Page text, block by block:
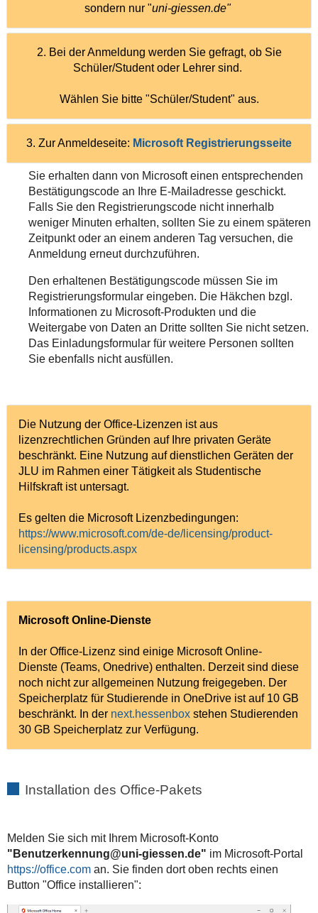
sondern nur "uni-giessen.de"
2. Bei der Anmeldung werden Sie gefragt, ob Sie
Schüler/Student oder Lehrer sind.
Wählen Sie bitte "Schüler/Student" aus.
3. Zur Anmeldeseite: Microsoft Registrierungsseite
Sie erhalten dann von Microsoft einen entsprechenden
Bestätigungscode an Ihre E-Mailadresse geschickt.
Falls Sie den Registrierungscode nicht innerhalb
weniger Minuten erhalten, sollten Sie zu einem späteren
Zeitpunkt oder an einem anderen Tag versuchen, die
Anmeldung erneut durchzuführen.
Den erhaltenen Bestätigungscode müssen Sie im
Registrierungsformular eingeben. Die Häkchen bzgl.
Informationen zu Microsoft-Produkten und die
Weitergabe von Daten an Dritte sollten Sie nicht setzen.
Das Einladungsformular für weitere Personen sollten
Sie ebenfalls nicht ausfüllen.
Die Nutzung der Office-Lizenzen ist aus
lizenzrechtlichen Gründen auf Ihre privaten Geräte
beschränkt. Eine Nutzung auf dienstlichen Geräten der
JLU im Rahmen einer Tätigkeit als Studentische
Hilfskraft ist untersagt.
Es gelten die Microsoft Lizenzbedingungen:
https://www.microsoft.com/de-de/licensing/product-
licensing/products.aspx
Microsoft Online-Dienste
In der Office-Lizenz sind einige Microsoft Online-
Dienste (Teams, Onedrive) enthalten. Derzeit sind diese
noch nicht zur allgemeinen Nutzung freigegeben. Der
Speicherplatz für Studierende in OneDrive ist auf 10 GB
beschränkt. In der next.hessenboxstehen Studierenden
30 GB Speicherplatz zur Verfügung.
Installation des Office-Pakets
Melden Sie sich mit Ihrem Microsoft-Konto
"Benutzerkennung@uni-giessen.de" im Microsoft-Portal
https://office.coman. Sie finden dort oben rechts einen
Button "Office installieren":